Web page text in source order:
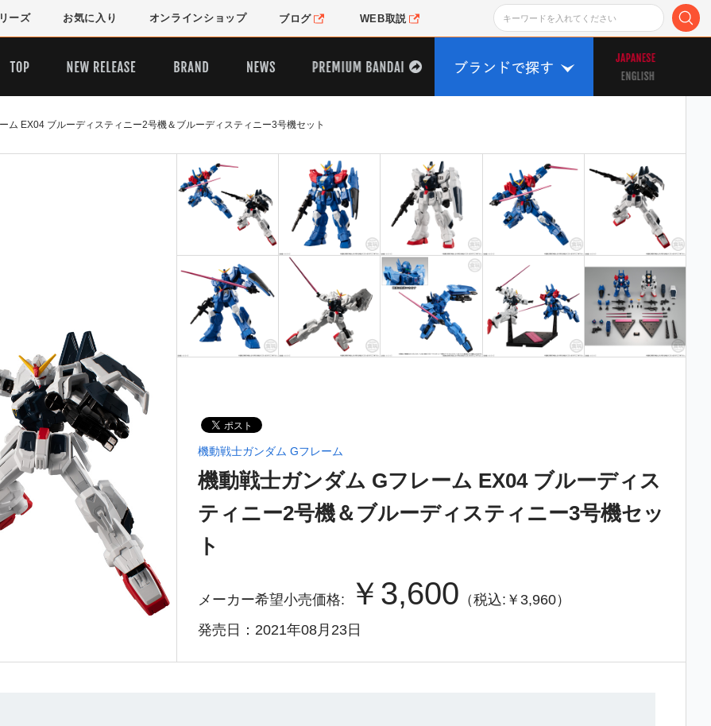
ーズ お気に入り オンラインショップ ブログ WEB取説
ム EX04 ブルーディスティニー2号機＆ブルーディスティニー3号機セット
機動戦士ガンダム Gフレーム
機動戦士ガンダム Gフレーム EX04 ブルーディス
ティニー2号機＆ブルーディスティニー3号機セッ
ト
メーカー希望小売価格: ￥3,600 （税込:￥3,960）
発売日：2021年08月23日